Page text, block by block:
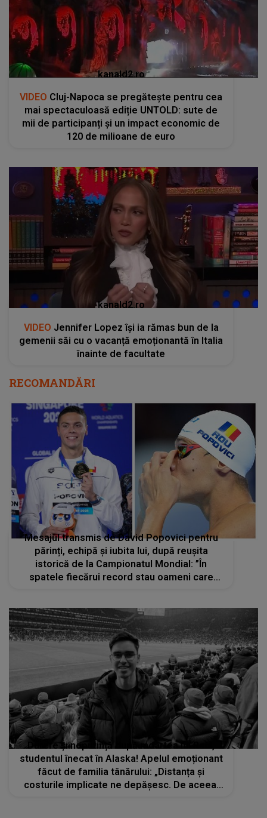
kanald2.ro
VIDEO Cluj-Napoca se pregătește pentru cea
mai spectaculoasă ediție UNTOLD: sute de
mii de participanți și un impact economic de
120 de milioane de euro
kanald2.ro
VIDEO Jennifer Lopez își ia rămas bun de la
gemenii săi cu o vacanță emoționantă în Italia
înainte de facultate
RECOMANDĂRI
Mesajul transmis de David Popovici pentru
părinți, echipă și iubita lui, după reușita
istorică de la Campionatul Mondial: ”În
spatele fiecărui record stau oameni care
Durere și neputință după moartea lui Raul,
studentul înecat în Alaska! Apelul emoționant
făcut de familia tânărului: „Distanța și
costurile implicate ne depășesc. De aceea,